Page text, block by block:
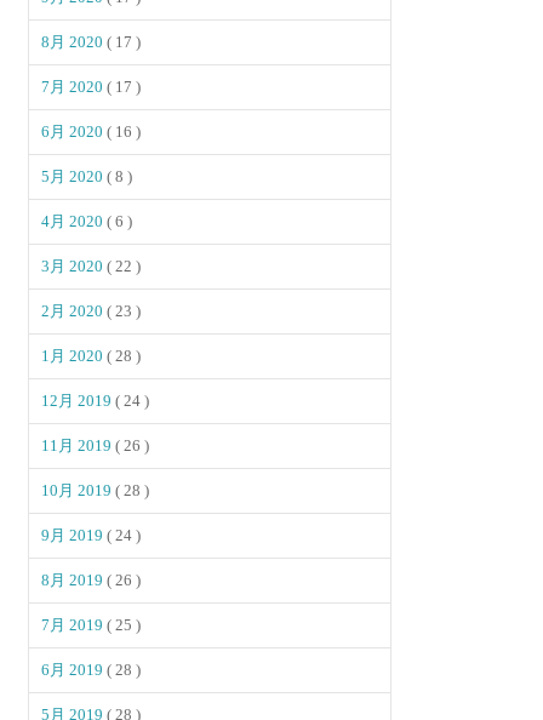
8月 2020( 17 )
7月 2020( 17 )
6月 2020( 16 )
5月 2020( 8 )
4月 2020( 6 )
3月 2020( 22 )
2月 2020( 23 )
1月 2020( 28 )
12月 2019( 24 )
11月 2019( 26 )
10月 2019( 28 )
9月 2019( 24 )
8月 2019( 26 )
7月 2019( 25 )
6月 2019( 28 )
5月 2019( 28 )